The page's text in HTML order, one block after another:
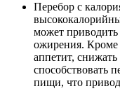
Перебор с
может
ожирения. Кроме
аппетит,
способствовать
пищи, что